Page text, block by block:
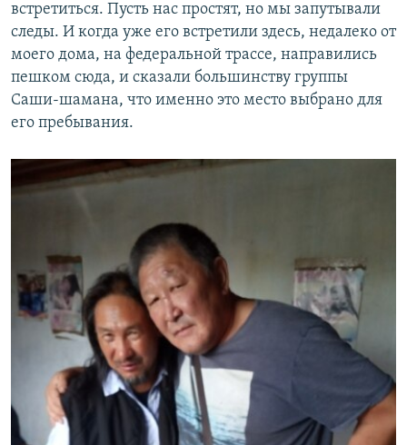
встретиться. Пусть нас простят, но мы запутывали
следы. И когда уже его встретили здесь, недалеко от
моего дома, на федеральной трассе, направились
пешком сюда, и сказали большинству группы
Саши-шамана, что именно это место выбрано для
его пребывания.